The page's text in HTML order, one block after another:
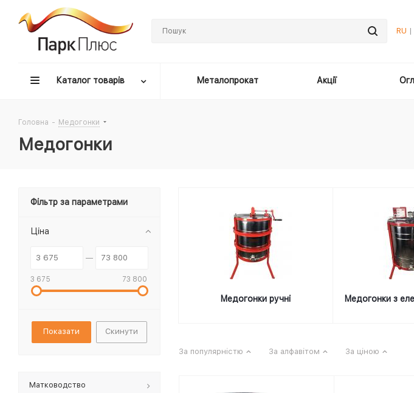
RU |
Каталог товарів Металопрокат Акції
Головна - Медогонки
Медогонки
Медогонки ручні Медогонки з
За популярністю За алфавітом За ціною
Фільтр за параметрами
Ціна
3 675 73 800
Скинути
Матководство